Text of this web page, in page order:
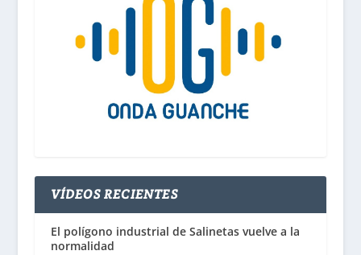
VÍDEOS RECIENTES
El polígono industrial de Salinetas vuelve a la
normalidad